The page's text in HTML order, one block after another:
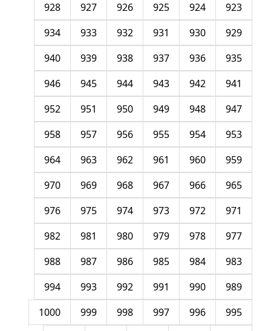
923
924
925
926
927
928
929
930
931
932
933
934
935
936
937
938
939
940
941
942
943
944
945
946
947
948
949
950
951
952
953
954
955
956
957
958
959
960
961
962
963
964
965
966
967
968
969
970
971
972
973
974
975
976
977
978
979
980
981
982
983
984
985
986
987
988
989
990
991
992
993
994
995
996
997
998
999
1000